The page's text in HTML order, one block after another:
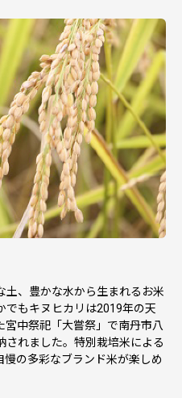
土、豊かな水から生まれるお米
でもキヌヒカリは2019年の天
中祭祀「大嘗祭」で南丹市八
れました。特別栽培米による
の多彩なブランド米が楽しめ